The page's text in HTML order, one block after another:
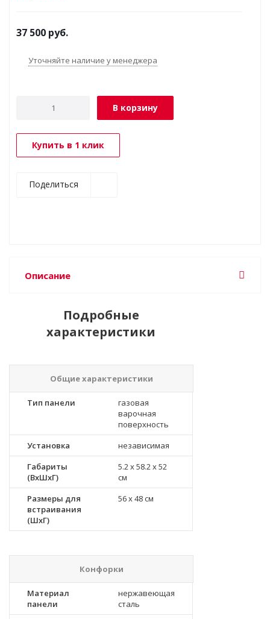
37 500 руб.
Уточняйте наличие у менеджера
В корзину
Купить в 1 клик
Поделиться
Описание
Подробные
характеристики
Общие характеристики
Тип панели
газовая
варочная
поверхность
Установка
независимая
Габариты
(ВхШхГ)
5.2 x 58.2 x 52
см
Размеры для
встраивания
(ШхГ)
56 x 48 см
Конфорки
Материал
панели
нержавеющая
сталь